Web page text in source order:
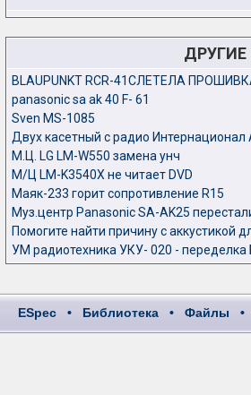
BLAUPUNKT RCR-41СЛЕТЕЛА
panasonic sa ak 40 F- 61
Sven MS-1085
Двух касетный с радио Интернационал
М.Ц. LG LM-W550 замена унч
М/Ц LM-K3540X не читает DVD
Маяк-233 горит сопротивление R15
Муз.центр Panasonic SA-AK25
Помогите найти причину с аккустикой
УМ радиотехника УКУ- 020 - переделка
ESpec • Библиотека • Файлы •